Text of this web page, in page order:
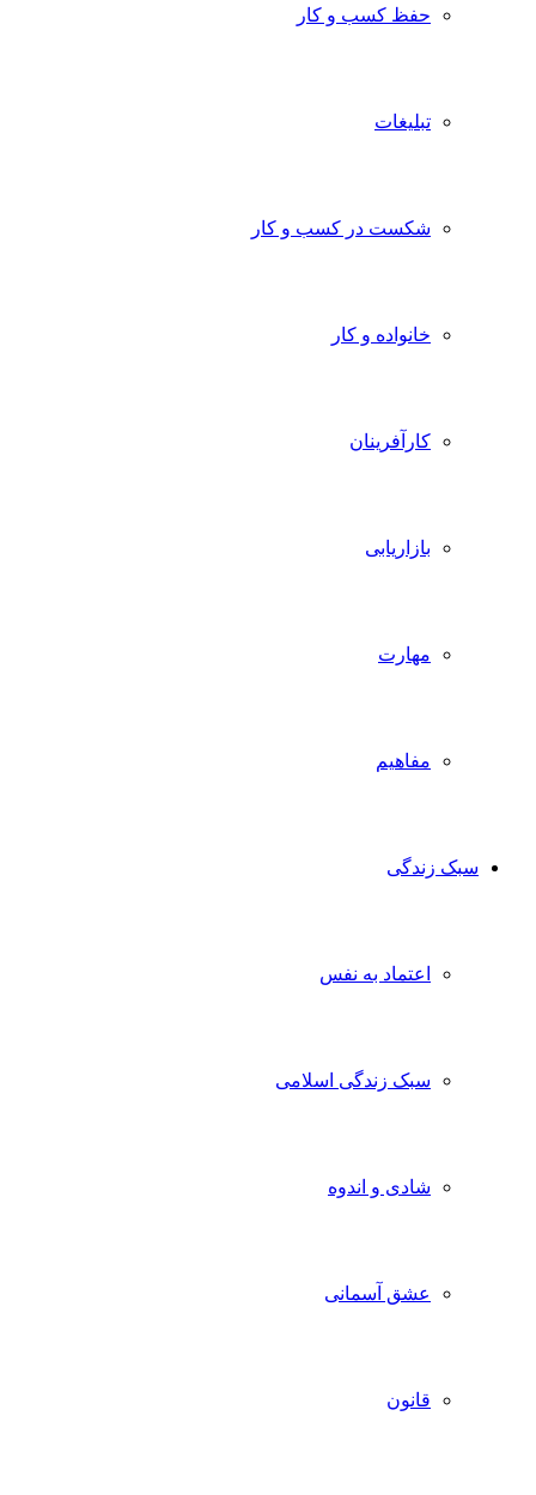
حفظ کسب و کار
تبلیغات
شکست در کسب و کار
خانواده و کار
کارآفرینان
بازاریابی
مهارت
مفاهیم
سبک زندگی
اعتماد به نفس
سبک زندگی اسلامی
شادی و اندوه
عشق آسمانی
قانون